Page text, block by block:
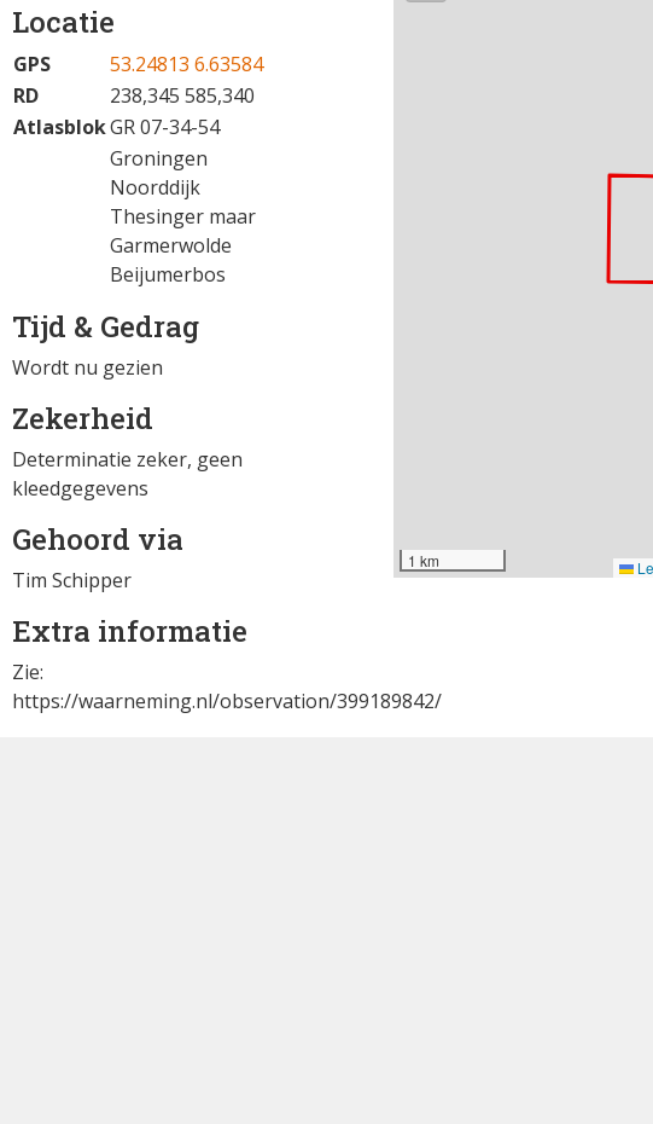
Locatie
GPS
53.24813 6.63584
RD
238,345 585,340
AtlasblokGR 07-34-54
Groningen
Noorddijk
Thesinger maar
Garmerwolde
Beijumerbos
Tijd & Gedrag
Wordt nu gezien
Zekerheid
Determinatie zeker, geen
kleedgegevens
Gehoord via
Tim Schipper
Extra informatie
Zie:
https://waarneming.nl/observation/399189842/
1 km